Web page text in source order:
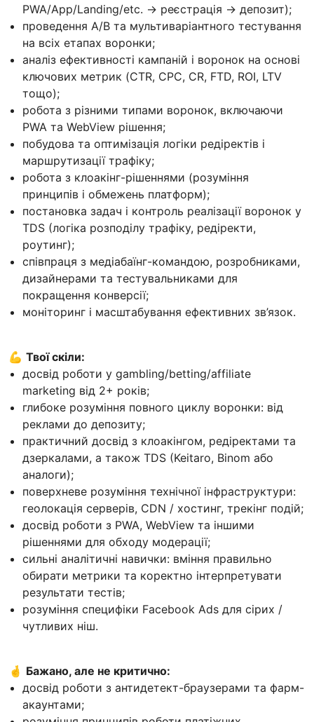
PWA/App/Landing/etc. → реєстрація → депозит);
проведення A/B та мультиваріантного тестування
на всіх етапах воронки;
аналіз ефективності кампаній і воронок на основі
ключових метрик (CTR, CPC, CR, FTD, ROI, LTV
тощо);
робота з різними типами воронок, включаючи
PWA та WebView рішення;
побудова та оптимізація логіки редіректів і
маршрутизації трафіку;
робота з клоакінг-рішеннями (розуміння
принципів і обмежень платформ);
постановка задач і контроль реалізації воронок у
TDS (логіка розподілу трафіку, редіректи,
роутинг);
співпраця з медіабаїнг-командою, розробниками,
дизайнерами та тестувальниками для
покращення конверсії;
моніторинг і масштабування ефективних зв’язок.
💪 Твої скіли:
досвід роботи у gambling/betting/affiliate
marketing від 2+ років;
глибоке розуміння повного циклу воронки: від
реклами до депозиту;
практичний досвід з клоакінгом, редіректами та
дзеркалами, а також TDS (Keitaro, Binom або
аналоги);
поверхневе розуміння технічної інфраструктури:
геолокація серверів, CDN / хостинг, трекінг подій;
досвід роботи з PWA, WebView та іншими
рішеннями для обходу модерації;
сильні аналітичні навички: вміння правильно
обирати метрики та коректно інтерпретувати
результати тестів;
розуміння специфіки Facebook Ads для сірих /
чутливих ніш.
🤞 Бажано, але не критично:
досвід роботи з антидетект-браузерами та фарм-
акаунтами;